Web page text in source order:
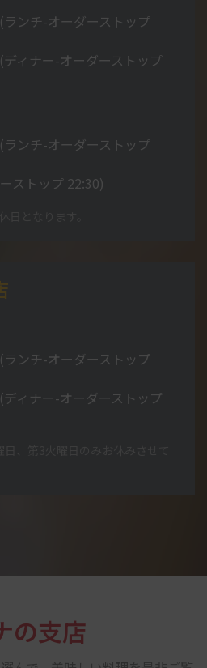
ンチ-オーダーストップ
ィナー-オーダーストップ
ンチ-オーダーストップ
ストップ 22:30)
ンチ-オーダーストップ
ィナー-オーダーストップ
の支店